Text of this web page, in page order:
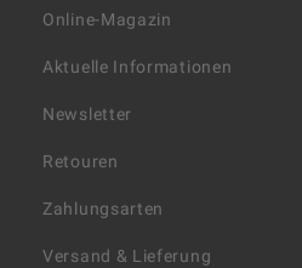
Online-Magazin
Aktuelle Informationen
Newsletter
Retouren
Zahlungsarten
Versand & Lieferung